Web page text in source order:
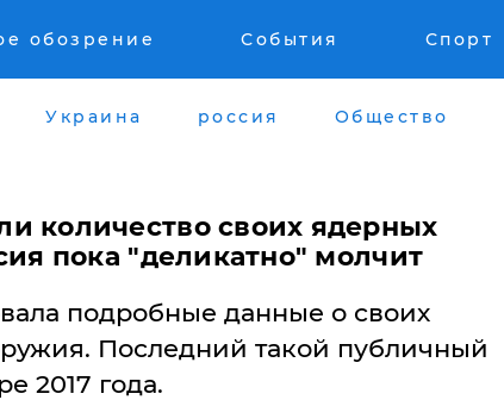
обозрение События Спорт
Украина россия Общество
количество своих ядерных
пока "деликатно" молчит
подробные данные о своих
Последний такой публичный
2017 года.